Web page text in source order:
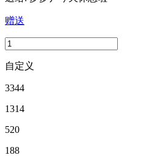
赠送
自定义
3344
1314
520
188